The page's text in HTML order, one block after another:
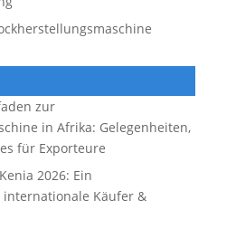
zur
in Afrika: Gelegenheiten,
für Exporteure
2026: Ein
Käufer &